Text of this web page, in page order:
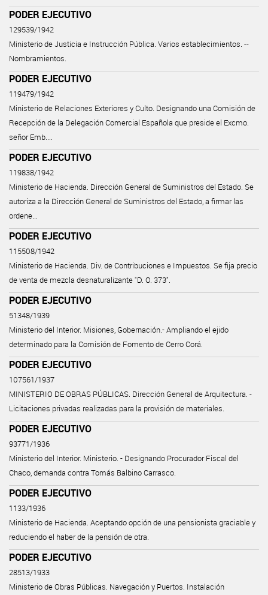
PODER EJECUTIVO
129539/1942
Ministerio de Justicia e Instrucción Pública. Varios establecimientos. --
Nombramientos.
PODER EJECUTIVO
119479/1942
Ministerio de Relaciones Exteriores y Culto. Designando una Comisión de
Recepción de la Delegación Comercial Española que preside el Excmo.
señor Emb....
PODER EJECUTIVO
119838/1942
Ministerio de Hacienda. Dirección General de Suministros del Estado. Se
autoriza a la Dirección General de Suministros del Estado, a firmar las
ordene...
PODER EJECUTIVO
115508/1942
Ministerio de Hacienda. Div. de Contribuciones e Impuestos. Se fija precio
de venta de mezcla desnaturalizante "D. O. 373".
PODER EJECUTIVO
51348/1939
Ministerio del Interior. Misiones, Gobernación.- Ampliando el ejido
determinado para la Comisión de Fomento de Cerro Corá.
PODER EJECUTIVO
107561/1937
MINISTERIO DE OBRAS PÚBLICAS. Dirección General de Arquitectura. -
Licitaciones privadas realizadas para la provisión de materiales.
PODER EJECUTIVO
93771/1936
Ministerio del Interior. Ministerio. - Designando Procurador Fiscal del
Chaco, demanda contra Tomás Balbino Carrasco.
PODER EJECUTIVO
1133/1936
Ministerio de Hacienda. Aceptando opción de una pensionista graciable y
reduciendo el haber de la pensión de otra.
PODER EJECUTIVO
28513/1933
Ministerio de Obras Públicas. Navegación y Puertos. Instalación